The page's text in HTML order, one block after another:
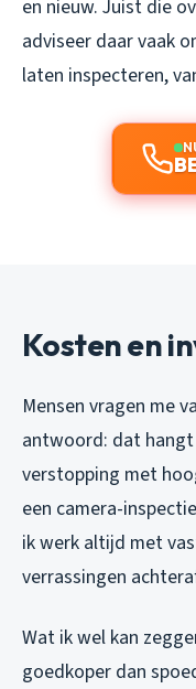
en nieuw. Juist die
adviseer daar vaak
laten inspecteren,
Kosten en
Mensen vragen me
antwoord: dat hangt
verstopping met
een camera-
ik werk altijd met
verrassingen
Wat ik wel kan
goedkoper dan